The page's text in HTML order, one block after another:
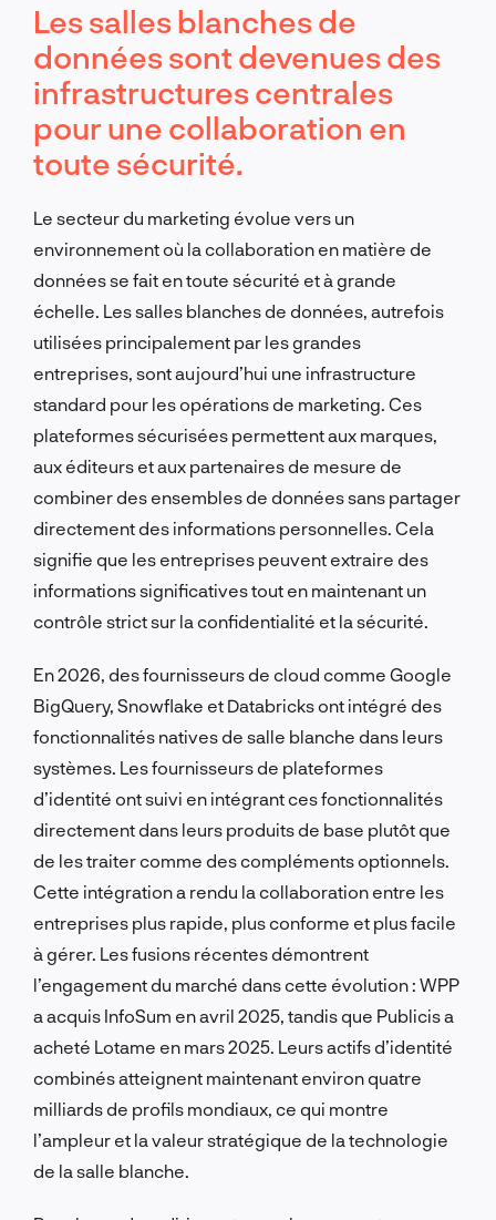
Les salles blanches de
données sont devenues des
infrastructures centrales
pour une collaboration en
toute sécurité.
Le secteur du marketing évolue vers un
environnement où la collaboration en matière de
données se fait en toute sécurité et à grande
échelle. Les salles blanches de données, autrefois
utilisées principalement par les grandes
entreprises, sont aujourd’hui une infrastructure
standard pour les opérations de marketing. Ces
plateformes sécurisées permettent aux marques,
aux éditeurs et aux partenaires de mesure de
combiner des ensembles de données sans partager
directement des informations personnelles. Cela
signifie que les entreprises peuvent extraire des
informations significatives tout en maintenant un
contrôle strict sur la confidentialité et la sécurité.
En 2026, des fournisseurs de cloud comme Google
BigQuery, Snowflake et Databricks ont intégré des
fonctionnalités natives de salle blanche dans leurs
systèmes. Les fournisseurs de plateformes
d’identité ont suivi en intégrant ces fonctionnalités
directement dans leurs produits de base plutôt que
de les traiter comme des compléments optionnels.
Cette intégration a rendu la collaboration entre les
entreprises plus rapide, plus conforme et plus facile
à gérer. Les fusions récentes démontrent
l’engagement du marché dans cette évolution : WPP
a acquis InfoSum en avril 2025, tandis que Publicis a
acheté Lotame en mars 2025. Leurs actifs d’identité
combinés atteignent maintenant environ quatre
milliards de profils mondiaux, ce qui montre
l’ampleur et la valeur stratégique de la technologie
de la salle blanche.